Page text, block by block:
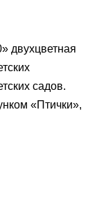
двухцветная
садов.
«Птички»,